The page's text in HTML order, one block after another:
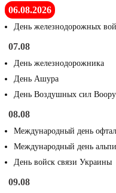
06.08.2026
День железнодорожных
07.08
День железнодорожника
День Ашура
День Воздушных сил
08.08
Международный день
Международный день
День войск связи Украины
09.08